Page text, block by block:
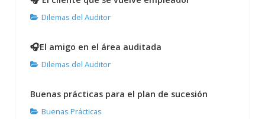
Dilemas del Auditor
🎧El amigo en el área auditada
Dilemas del Auditor
Buenas prácticas para el plan de sucesión
Buenas Prácticas